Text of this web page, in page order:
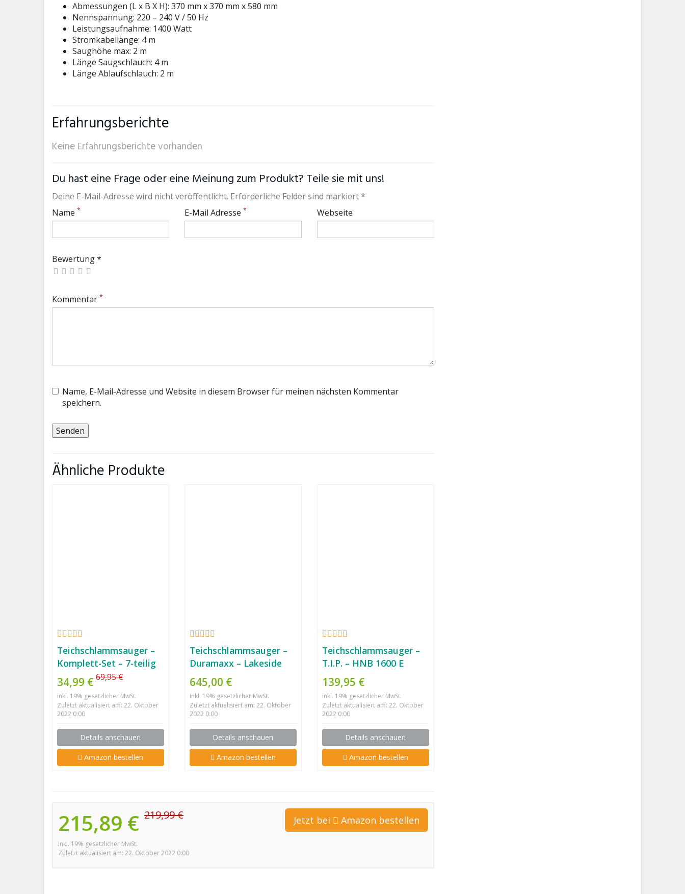
Abmessungen (L x B X H): 370 mm x 370 mm x 580 mm
Nennspannung: 220 – 240 V / 50 Hz
Leistungsaufnahme: 1400 Watt
Stromkabellänge: 4 m
Saughöhe max: 2 m
Länge Saugschlauch: 4 m
Länge Ablaufschlauch: 2 m
Erfahrungsberichte
Keine Erfahrungsberichte vorhanden
Du hast eine Frage oder eine Meinung zum Produkt? Teile sie mit uns!
Deine E-Mail-Adresse wird nicht veröffentlicht. Erforderliche Felder sind markiert *
Name * E-Mail Adresse * Webseite
Bewertung *
Kommentar *
Name, E-Mail-Adresse und Website in diesem Browser für meinen nächsten Kommentar
speichern.
Ähnliche Produkte
Teichschlammsauger –
Komplett-Set – 7-teilig
34,99 € 69,95 €
inkl. 19% gesetzlicher MwSt.
Zuletzt aktualisiert am: 22. Oktober
2022 0:00
Details anschauen
Amazon bestellen
Teichschlammsauger –
Duramaxx – Lakeside
Powerplus
645,00 €
inkl. 19% gesetzlicher MwSt.
Zuletzt aktualisiert am: 22. Oktober
2022 0:00
Details anschauen
Amazon bestellen
Teichschlammsauger –
T.I.P. – HNB 1600 E
139,95 €
inkl. 19% gesetzlicher MwSt.
Zuletzt aktualisiert am: 22. Oktober
2022 0:00
Details anschauen
Amazon bestellen
215,89 € 219,99 €
inkl. 19% gesetzlicher MwSt.
Zuletzt aktualisiert am: 22. Oktober 2022 0:00
Jetzt bei Amazon bestellen